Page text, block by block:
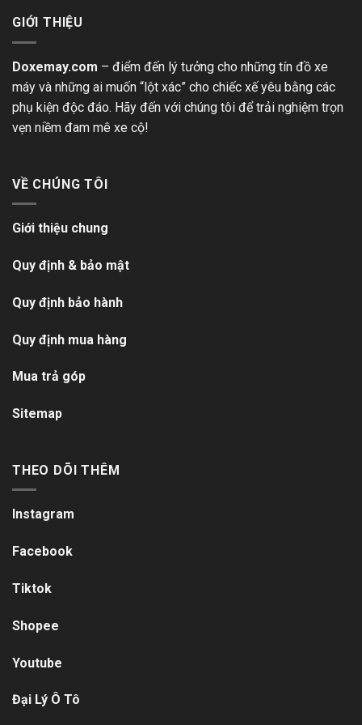
GIỚI THIỆU
Doxemay.com – điểm đến lý tưởng cho những tín đồ xe
máy và những ai muốn “lột xác” cho chiếc xế yêu bằng các
phụ kiện độc đáo. Hãy đến với chúng tôi để trải nghiệm trọn
vẹn niềm đam mê xe cộ!
VỀ CHÚNG TÔI
Giới thiệu chung
Quy định & bảo mật
Quy định bảo hành
Quy định mua hàng
Mua trả góp
Sitemap
THEO DÕI THÊM
Instagram
Facebook
Tiktok
Shopee
Youtube
Đại Lý Ô Tô